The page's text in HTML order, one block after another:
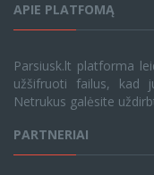
APIE PLATFOMĄ
Parsiusk.lt platforma
užšifruoti failus, kad
Netrukus galėsite
PARTNERIAI